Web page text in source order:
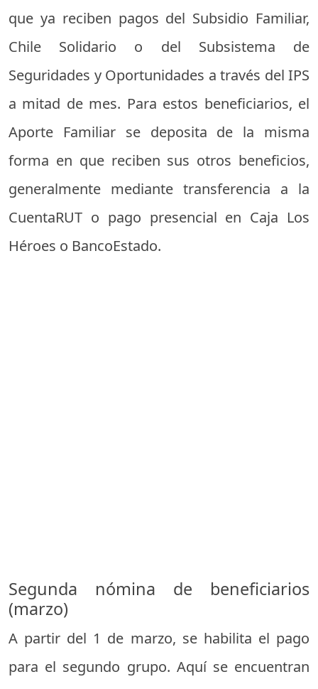
que ya reciben pagos del Subsidio Familiar,
Chile Solidario o del Subsistema de
Seguridades y Oportunidades a través del IPS
a mitad de mes. Para estos beneficiarios, el
Aporte Familiar se deposita de la misma
forma en que reciben sus otros beneficios,
generalmente mediante transferencia a la
CuentaRUT o pago presencial en Caja Los
Héroes o BancoEstado.
Segunda nómina de beneficiarios
(marzo)
A partir del 1 de marzo, se habilita el pago
para el segundo grupo. Aquí se encuentran